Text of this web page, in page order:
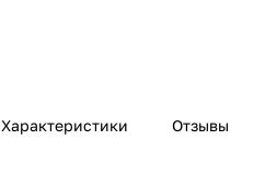
Характеристики Отзывы